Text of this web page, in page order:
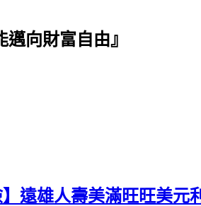
邁向財富自由』
】遠雄人壽美滿旺旺美